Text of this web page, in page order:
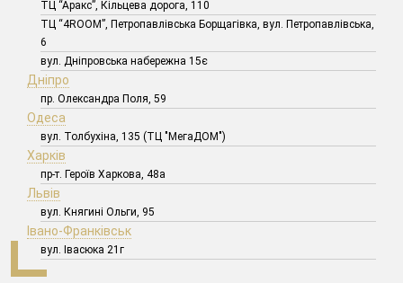
ТЦ “Аракс”, Кільцева дорога, 110
ТЦ “4ROOM”, Петропавлівська Борщагівка, вул. Петропавлівська,
6
вул. Дніпровська набережна 15є
Дніпро
пр. Олександра Поля, 59
Одеса
вул. Толбухіна, 135 (ТЦ "МегаДОМ")
Харків
пр-т. Героїв Харкова, 48а
Львів
вул. Княгині Ольги, 95
Івано-Франківськ
вул. Івасюка 21г